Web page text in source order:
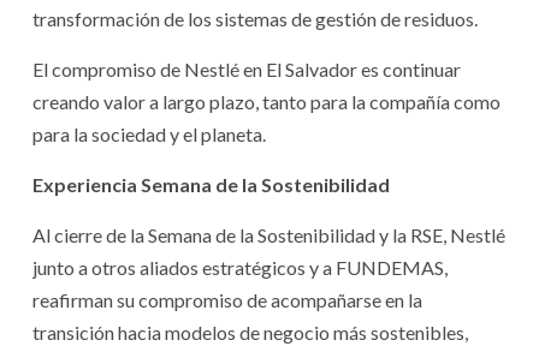
transformación de los sistemas de gestión de residuos.
El compromiso de Nestlé en El Salvador es continuar
creando valor a largo plazo, tanto para la compañía como
para la sociedad y el planeta.
Experiencia Semana de la Sostenibilidad
Al cierre de la Semana de la Sostenibilidad y la RSE, Nestlé
junto a otros aliados estratégicos y a FUNDEMAS,
reafirman su compromiso de acompañarse en la
transición hacia modelos de negocio más sostenibles,